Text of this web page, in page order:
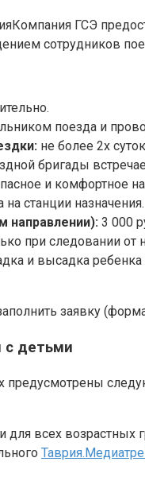
Компания ГСЭ
сотрудников
поезда и
не более 2х
бригады
и комфортное
станции назначения.
направлении): 3 000
при следовании от
и высадка
заявку
с детьми
предусмотрены
всех возрастных